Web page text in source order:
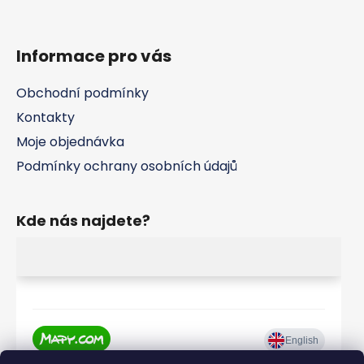
Informace pro vás
Obchodní podmínky
Kontakty
Moje objednávka
Podmínky ochrany osobních údajů
Kde nás najdete?